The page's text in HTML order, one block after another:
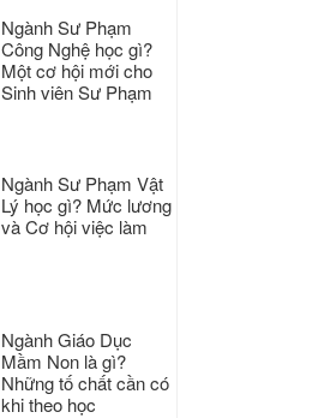
Ngành Sư Phạm
Công Nghệ học gì?
Một cơ hội mới cho
Sinh viên Sư Phạm
Ngành Sư Phạm Vật
Lý học gì? Mức lương
và Cơ hội việc làm
Ngành Giáo Dục
Mầm Non là gì?
Những tố chất cần có
khi theo học